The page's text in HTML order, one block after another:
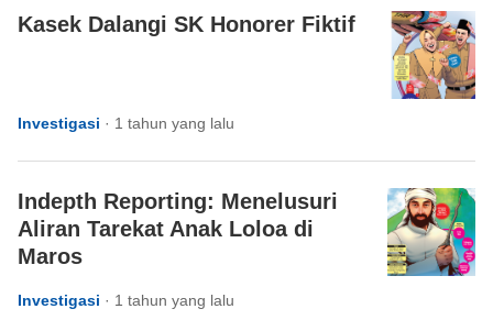
Kasek Dalangi SK Honorer Fiktif
Investigasi · 1 tahun yang lalu
Indepth Reporting: Menelusuri
Aliran Tarekat Anak Loloa di
Maros
Investigasi · 1 tahun yang lalu